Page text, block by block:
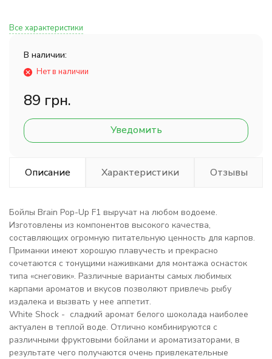
Все характеристики
В наличии:
Нет в наличии
89 грн.
Уведомить
Описание Характеристики Отзывы
Бойлы Brain Pop-Up F1 выручат на любом водоеме.
Изготовлены из компонентов высокого качества,
составляющих огромную питательную ценность для карпов.
Приманки имеют хорошую плавучесть и прекрасно
сочетаются с тонущими наживками для монтажа оснасток
типа «снеговик». Различные варианты самых любимых
карпами ароматов и вкусов позволяют привлечь рыбу
издалека и вызвать у нее аппетит.
White Shock - сладкий аромат белого шоколада наиболее
актуален в теплой воде. Отлично комбинируются с
различными фруктовыми бойлами и ароматизаторами, в
результате чего получаются очень привлекательные